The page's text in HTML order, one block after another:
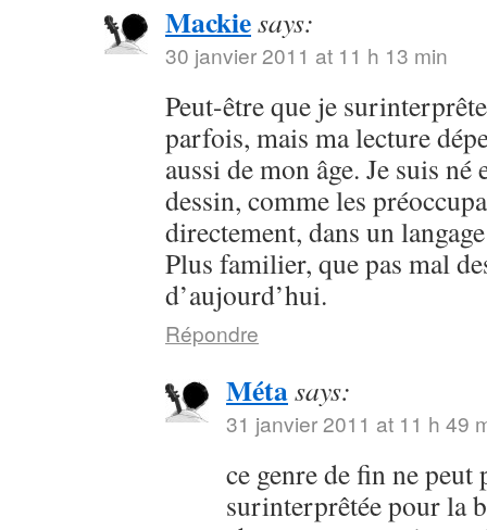
Mackiesays:
30 janvier 2011 at 11 h 13 min
Peut-être que je
parfois, mais ma lecture
aussi de mon âge. Je suis
dessin, comme les
directement, dans un
Plus familier, que pas mal
d’aujourd’hui.
Répondre
Métasays:
31 janvier 2011 at 11 h 49
ce genre de fin ne peut
surinterprêtée pour la